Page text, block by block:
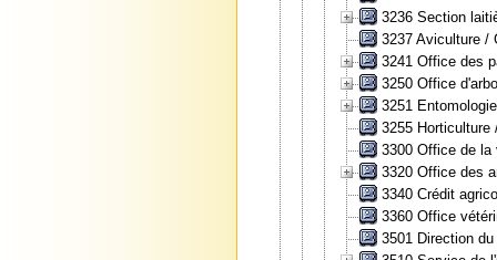
3236 Section
3237 Aviculture /
3241 Office des
3250 Office
3251
3255 Horticulture
3300 Office de la
3320 Office des
3340 Crédit
3360 Office
3501 Direction